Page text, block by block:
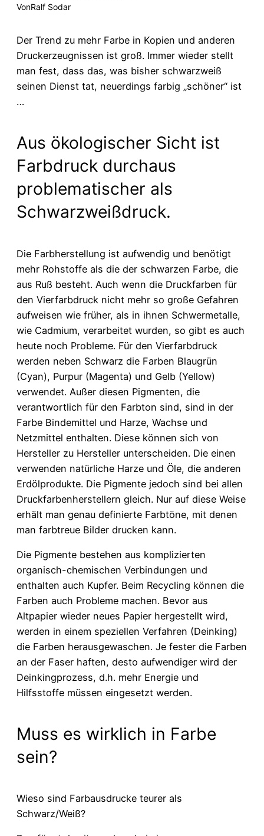
VonRalf Sodar
Der Trend zu mehr Farbe in Kopien und anderen
Druckerzeugnissen ist groß. Immer wieder stellt
man fest, dass das, was bisher schwarzweiß
seinen Dienst tat, neuerdings farbig „schöner“ ist
…
Aus ökologischer Sicht ist
Farbdruck durchaus
problematischer als
Schwarzweißdruck.
Die Farbherstellung ist aufwendig und benötigt
mehr Rohstoffe als die der schwarzen Farbe, die
aus Ruß besteht. Auch wenn die Druckfarben für
den Vierfarbdruck nicht mehr so große Gefahren
aufweisen wie früher, als in ihnen Schwermetalle,
wie Cadmium, verarbeitet wurden, so gibt es auch
heute noch Probleme. Für den Vierfarbdruck
werden neben Schwarz die Farben Blaugrün
(Cyan), Purpur (Magenta) und Gelb (Yellow)
verwendet. Außer diesen Pigmenten, die
verantwortlich für den Farbton sind, sind in der
Farbe Bindemittel und Harze, Wachse und
Netzmittel enthalten. Diese können sich von
Hersteller zu Hersteller unterscheiden. Die einen
verwenden natürliche Harze und Öle, die anderen
Erdölprodukte. Die Pigmente jedoch sind bei allen
Druckfarbenherstellern gleich. Nur auf diese Weise
erhält man genau definierte Farbtöne, mit denen
man farbtreue Bilder drucken kann.
Die Pigmente bestehen aus komplizierten
organisch-chemischen Verbindungen und
enthalten auch Kupfer. Beim Recycling können die
Farben auch Probleme machen. Bevor aus
Altpapier wieder neues Papier hergestellt wird,
werden in einem speziellen Verfahren (Deinking)
die Farben herausgewaschen. Je fester die Farben
an der Faser haften, desto aufwendiger wird der
Deinkingprozess, d.h. mehr Energie und
Hilfsstoffe müssen eingesetzt werden.
Muss es wirklich in Farbe
sein?
Wieso sind Farbausdrucke teurer als
Schwarz/Weiß?